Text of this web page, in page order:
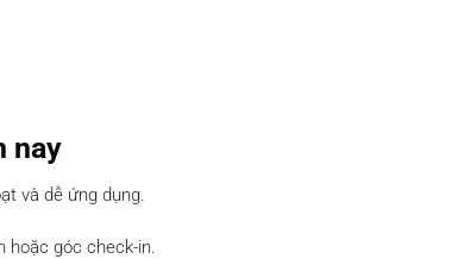
nay
và dễ ứng dụng.
hoặc góc check-in.